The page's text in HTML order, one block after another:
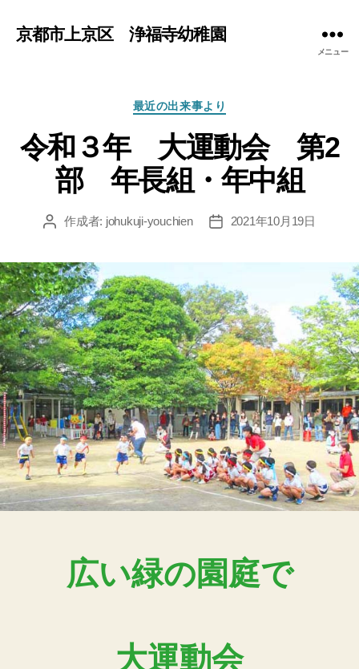
京都市上京区 浄福寺幼稚園
メニュー
カ
ゴ
リ
ー
最近の出来事より
令和３年 大運動会 第2
部 年長組・年中組
投 作成者: johukuji-youchien
投
2021年10月19日
広い緑の園庭で
大運動会